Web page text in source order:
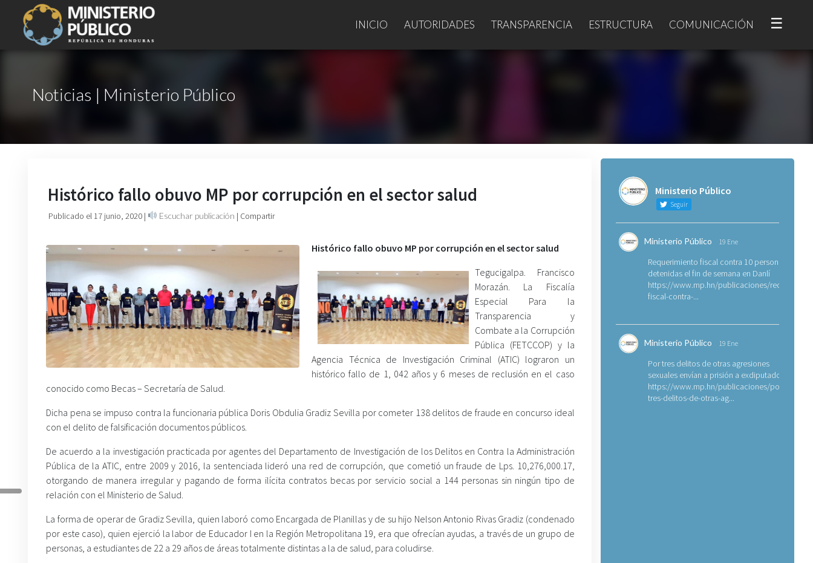
INICIO AUTORIDADES TRANSPARENCIA ESTRUCTURA COMUNICACIÓN ☰
Noticias | Ministerio Público
Histórico fallo obuvo MP por corrupción en el sector salud
Publicado el 17 junio, 2020 | Escuchar publicación | Compartir
Histórico fallo obuvo MP por corrupción en el sector salud
Tegucigalpa. Francisco
Morazán. La Fiscalía
Especial Para la
Transparencia y
Combate a la Corrupción
Pública (FETCCOP) y la
Agencia Técnica de Investigación Criminal (ATIC) lograron un
histórico fallo de 1, 042 años y 6 meses de reclusión en el caso
conocido como Becas – Secretaría de Salud.
Dicha pena se impuso contra la funcionaria pública Doris Obdulia Gradiz Sevilla por cometer 138 delitos de fraude en concurso ideal
con el delito de falsificación documentos públicos.
De acuerdo a la investigación practicada por agentes del Departamento de Investigación de los Delitos en Contra la Administración
Pública de la ATIC, entre 2009 y 2016, la sentenciada lideró una red de corrupción, que cometió un fraude de Lps. 10,276,000.17,
otorgando de manera irregular y pagando de forma ilícita contratos becas por servicio social a 144 personas sin ningún tipo de
relación con el Ministerio de Salud.
La forma de operar de Gradiz Sevilla, quien laboró como Encargada de Planillas y de su hijo Nelson Antonio Rivas Gradiz (condenado
por este caso), quien ejerció la labor de Educador I en la Región Metropolitana 19, era que ofrecían ayudas, a través de un grupo de
personas, a estudiantes de 22 a 29 años de áreas totalmente distintas a la de salud, para coludirse.
Ministerio Público
Seguir
Ministerio Público 19 Ene
Requerimiento fiscal contra 10 personas
detenidas el fin de semana en Danlí
https://www.mp.hn/publicaciones/
fiscal-contra-...
Ministerio Público 19 Ene
Por tres delitos de otras agresiones
sexuales envían a prisión a exdiputado
https://www.mp.hn/publicaciones/por-
tres-delitos-de-otras-ag...